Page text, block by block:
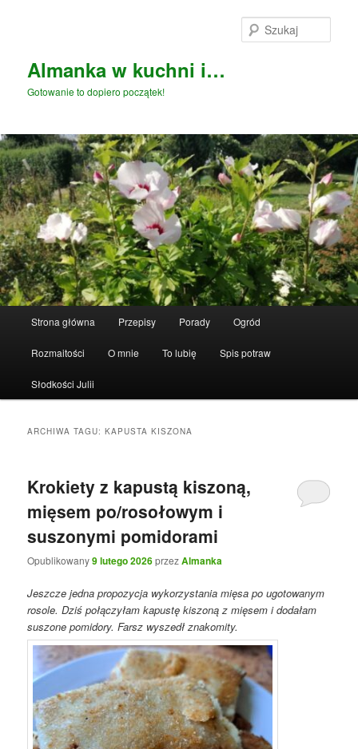
Almanka w kuchni i…
Gotowanie to dopiero początek!
Strona główna Przepisy Porady Ogród
Rozmaitości O mnie To lubię Spis potraw
Słodkości Julii
ARCHIWA TAGU:KAPUSTA KISZONA
Krokiety z kapustą kiszoną,
mięsem po/rosołowym i
suszonymi pomidorami
Opublikowany9 lutego 2026przezAlmanka
Jeszcze jedna propozycja wykorzystania mięsa po ugotowanym
rosole. Dziś połączyłam kapustę kiszoną z mięsem i dodałam
suszone pomidory. Farsz wyszedł znakomity.